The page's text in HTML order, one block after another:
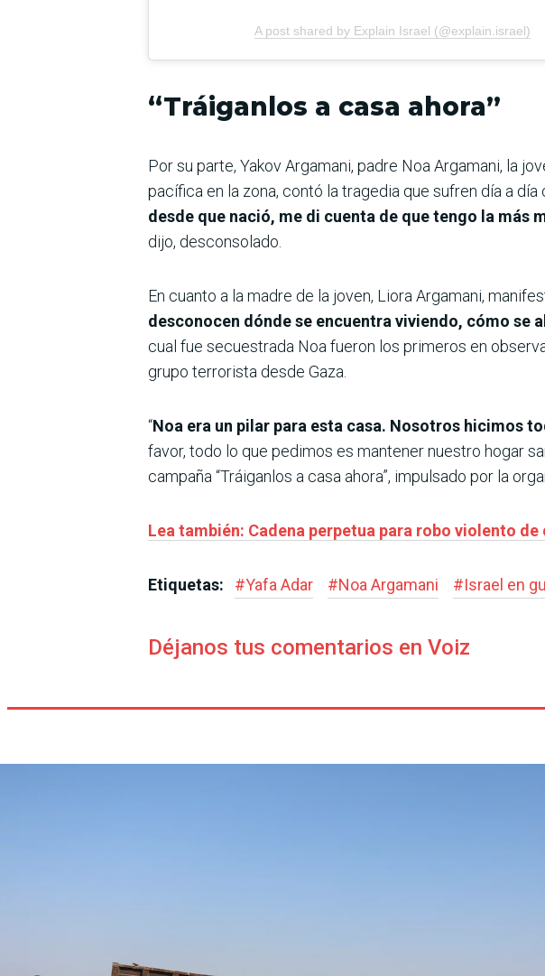
A post shared by Explain Israel (@explain.israel)
“Tráiganlos a casa ahora”
Por su parte, Yakov Argamani, padre Noa Argamani, la
pacífica en la zona, contó la tragedia que sufren día a
desde que nació, me di cuenta de que tengo la más
dijo, desconsolado.
En cuanto a la madre de la joven, Liora Argamani,
desconocen dónde se encuentra viviendo, cómo se
cual fue secuestrada Noa fueron los primeros en
grupo terrorista desde Gaza.
“Noa era un pilar para esta casa. Nosotros hicimos
favor, todo lo que pedimos es mantener nuestro hogar
campaña “Tráiganlos a casa ahora”, impulsado por la
Lea también: Cadena perpetua para robo violento de
Etiquetas: #Yafa Adar #Noa Argamani #Israel en
Déjanos tus comentarios en Voiz